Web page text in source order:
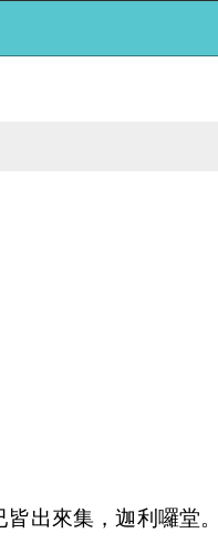
出來集，迦利囉堂